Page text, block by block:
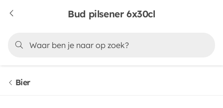
Bud pilsener 6x30cl
Bier